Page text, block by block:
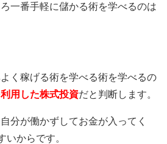
一番手軽に儲かる術を学べるのは
く稼げる術を学べる術を学べるの
用した株式投資だと判断します。
分が働かずしてお金が入ってく
いからです。